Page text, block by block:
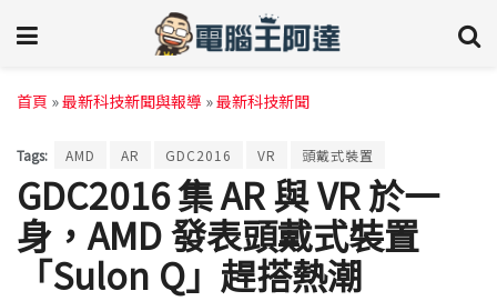
首頁 »最新科技新聞與報導 »最新科技新聞
Tags: AMD AR GDC2016 VR 頭戴式裝置
GDC2016 集 AR 與 VR 於一
身，AMD 發表頭戴式裝置
「Sulon Q」趕搭熱潮